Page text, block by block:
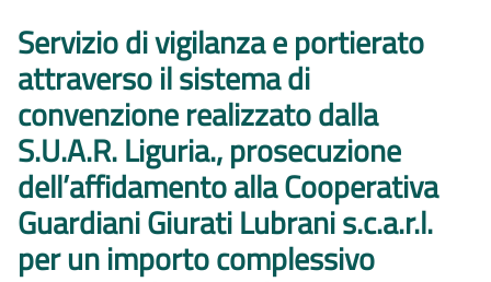
Servizio di vigilanza e portierato
attraverso il sistema di
convenzione realizzato dalla
S.U.A.R. Liguria., prosecuzione
dell’affidamento alla Cooperativa
Guardiani Giurati Lubrani s.c.a.r.l.
per un importo complessivo